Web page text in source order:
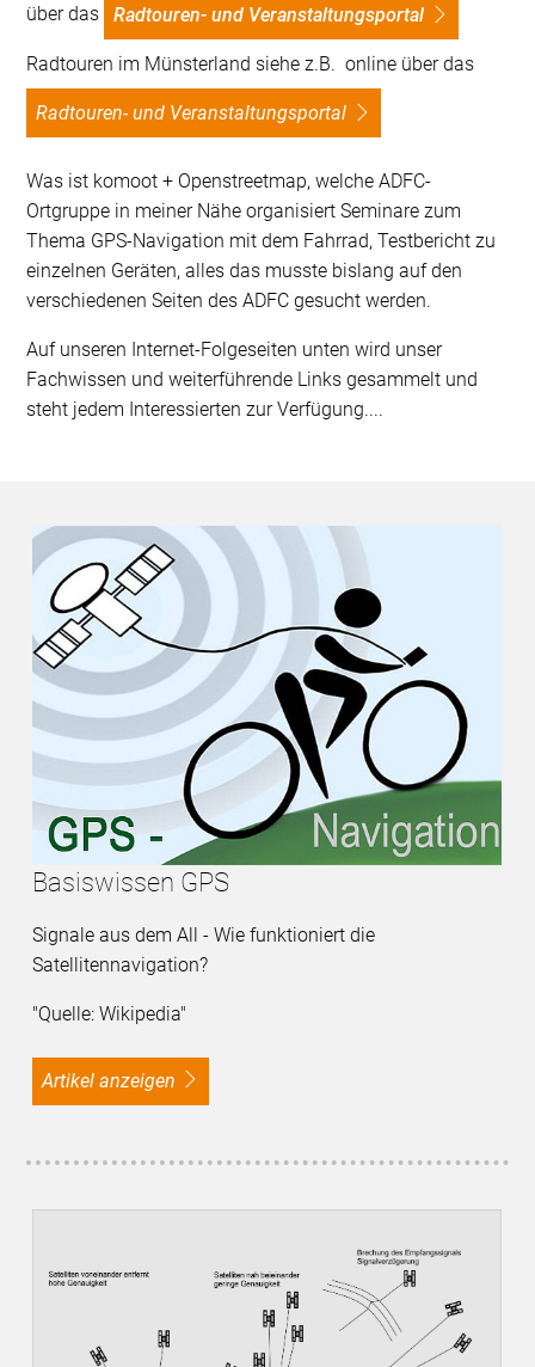
über das Radtouren- und Veranstaltungsportal
Radtouren im Münsterland siehe z.B. online über das
Radtouren- und Veranstaltungsportal
Was ist komoot + Openstreetmap, welche ADFC-
Ortgruppe in meiner Nähe organisiert Seminare zum
Thema GPS-Navigation mit dem Fahrrad, Testbericht zu
einzelnen Geräten, alles das musste bislang auf den
verschiedenen Seiten des ADFC gesucht werden.
Auf unseren Internet-Folgeseiten unten wird unser
Fachwissen und weiterführende Links gesammelt und
steht jedem Interessierten zur Verfügung....
Basiswissen GPS
Signale aus dem All - Wie funktioniert die
Satellitennavigation?
"Quelle: Wikipedia"
Artikel anzeigen